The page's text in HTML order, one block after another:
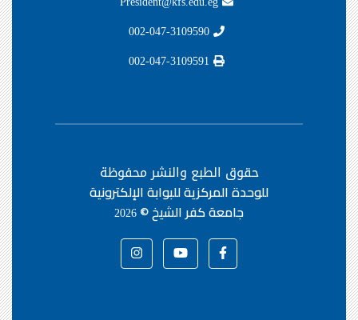
حقوق الطبع والنشر محفوظة
للوحدة المركزية للبوابة الإلكترونية
جامعة كفر الشيخ ©2026